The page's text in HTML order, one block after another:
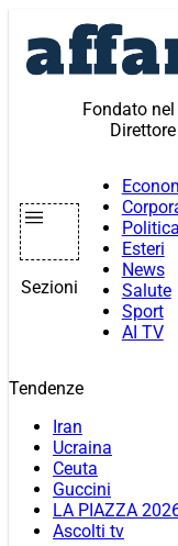
contenuto
Fondato
Sezioni
Politica
Esteri
News
Salute
Sport
AI TV
Tendenze
Iran
Ucraina
Ceuta
Guccini
LA PIAZZA
Ascolti tv